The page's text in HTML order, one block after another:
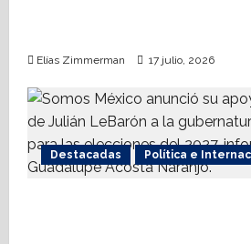
Elías Zimmerman 17 julio, 2026
Destacadas Política e